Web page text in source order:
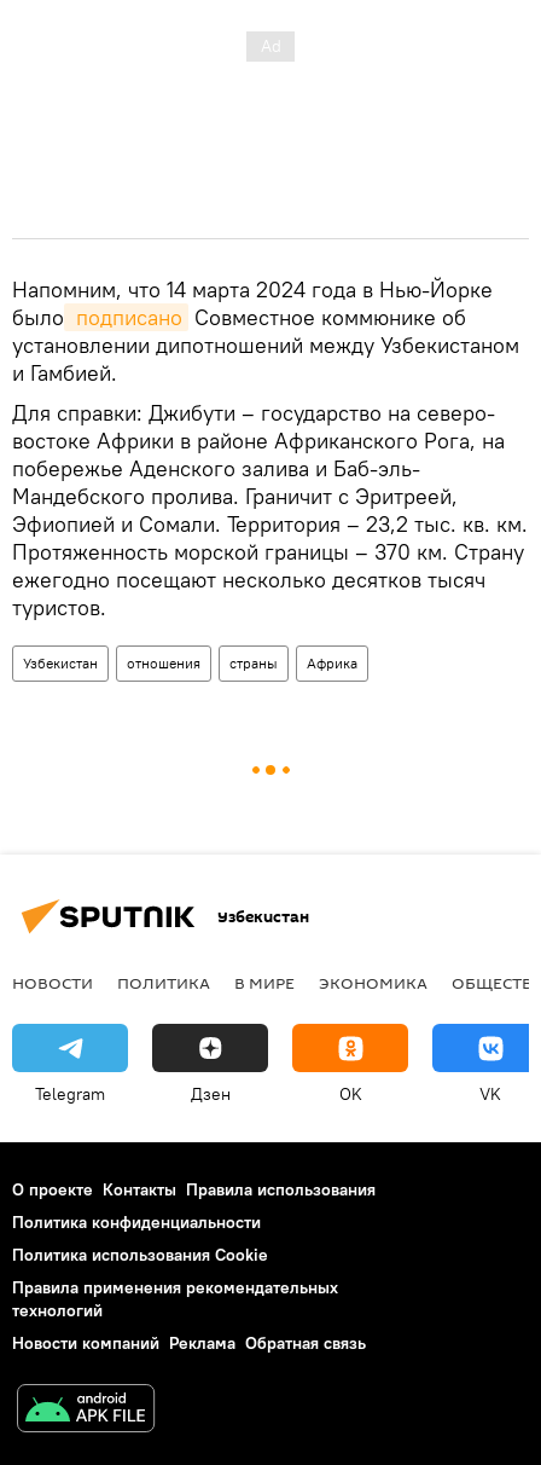
Напомним, что 14 марта 2024 года в Нью-Йорке
было подписано Совместное коммюнике об
установлении дипотношений между Узбекистаном
и Гамбией.
Для справки: Джибути – государство на северо-
востоке Африки в районе Африканского Рога, на
побережье Аденского залива и Баб-эль-
Мандебского пролива. Граничит с Эритреей,
Эфиопией и Сомали. Территория – 23,2 тыс. кв. км.
Протяженность морской границы – 370 км. Страну
ежегодно посещают несколько десятков тысяч
туристов.
Узбекистан отношения страны Африка
Узбекистан
НОВОСТИ ПОЛИТИКА В МИРЕ ЭКОНОМИКА
Telegram Дзен OK VK
О проекте Контакты Правила использования
Политика конфиденциальности
Политика использования Cookie
Правила применения рекомендательных
технологий
Новости компаний Реклама Обратная связь